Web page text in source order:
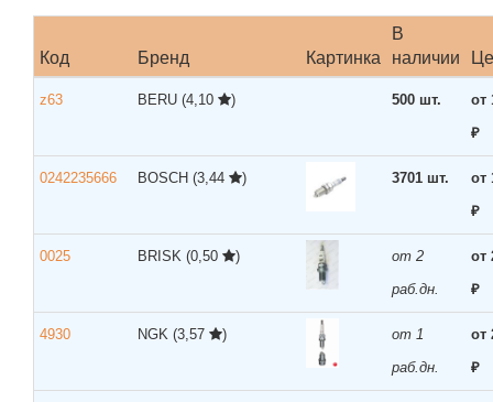
Код Бренд Картинка
В
наличии
z63 BERU (4,10 ) 500 шт.
от
₽
0242235666 BOSCH (3,44 ) 3701 шт.
от
₽
0025 BRISK (0,50 )
от 2
раб.дн.
от
₽
4930 NGK (3,57 )
от 1
раб.дн.
от
₽